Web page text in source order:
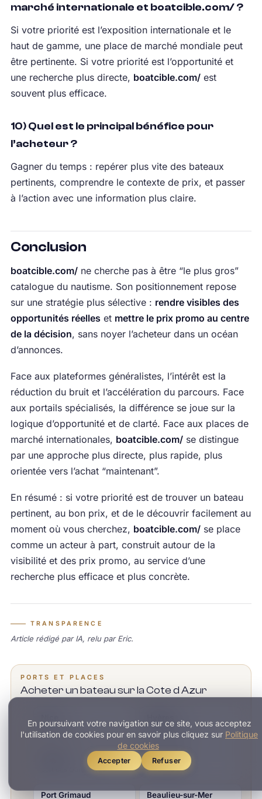
En poursuivant votre navigation sur ce site, vous acceptez
l'utilisation de cookies pour en savoir plus cliquez sur Politique
de cookies
Accepter Refuser
marché internationale et boatcible.com/ ?
Si votre priorité est l’exposition internationale et le
haut de gamme, une place de marché mondiale peut
être pertinente. Si votre priorité est l’opportunité et
une recherche plus directe, boatcible.com/est
souvent plus efficace.
10) Quel est le principal bénéfice pour
l’acheteur ?
Gagner du temps : repérer plus vite des bateaux
pertinents, comprendre le contexte de prix, et passer
à l’action avec une information plus claire.
Conclusion
boatcible.com/ne cherche pas à être “le plus gros”
catalogue du nautisme. Son positionnement repose
sur une stratégie plus sélective : rendre visibles des
opportunités réelles et mettre le prix promo au centre
de la décision, sans noyer l’acheteur dans un océan
d’annonces.
Face aux plateformes généralistes, l’intérêt est la
réduction du bruit et l’accélération du parcours. Face
aux portails spécialisés, la différence se joue sur la
logique d’opportunité et de clarté. Face aux places de
marché internationales, boatcible.com/se distingue
par une approche plus directe, plus rapide, plus
orientée vers l’achat “maintenant”.
En résumé : si votre priorité est de trouver un bateau
pertinent, au bon prix, et de le découvrir facilement au
moment où vous cherchez, boatcible.com/se place
comme un acteur à part, construit autour de la
visibilité et des prix promo, au service d’une
recherche plus efficace et plus concrète.
TRANSPARENCE
Article rédigé par IA, relu par Eric.
PORTS ET PLACES
Acheter un bateau sur la Cote d Azur
port Lympia
port Saint-Pierre,
Porquerolles
port des Oursinières
Lavandou
port, îles d’Or
Port Grimaud Beaulieu-sur-Mer